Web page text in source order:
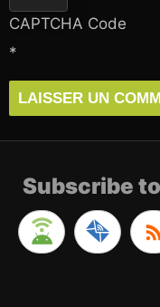
CAPTCHA Code
*
Subscribe